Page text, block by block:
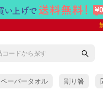
ペーパータオル 割り箸